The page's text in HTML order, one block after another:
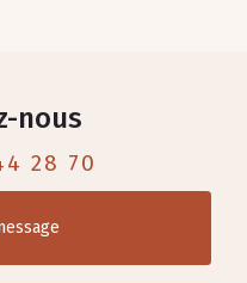
nous
28 70